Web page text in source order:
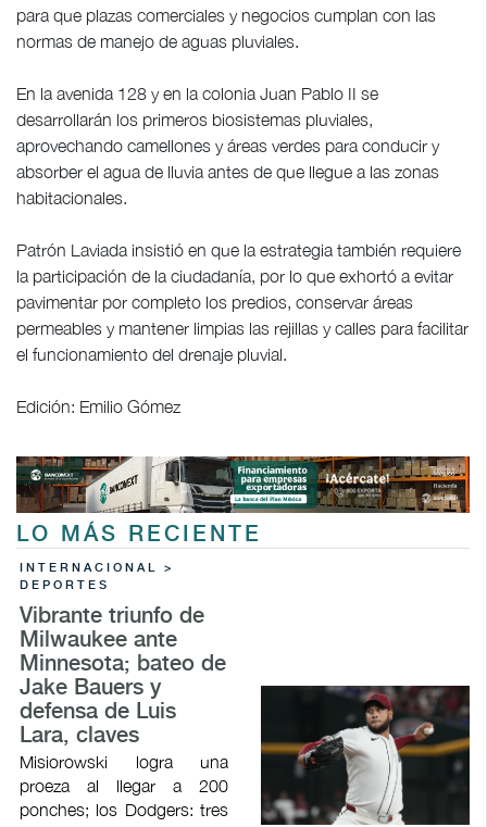
para que plazas comerciales y negocios cumplan con las
normas de manejo de aguas pluviales.
En la avenida 128 y en la colonia Juan Pablo II se
desarrollarán los primeros biosistemas pluviales,
aprovechando camellones y áreas verdes para conducir y
absorber el agua de lluvia antes de que llegue a las zonas
habitacionales.
Patrón Laviada insistió en que la estrategia también requiere
la participación de la ciudadanía, por lo que exhortó a evitar
pavimentar por completo los predios, conservar áreas
permeables y mantener limpias las rejillas y calles para facilitar
el funcionamiento del drenaje pluvial.
Edición: Emilio Gómez
LO MÁS RECIENTE
INTERNACIONAL >
DEPORTES
Vibrante triunfo de
Milwaukee ante
Minnesota; bateo de
Jake Bauers y
defensa de Luis
Lara, claves
Misiorowski logra una
proeza al llegar a 200
ponches; los Dodgers: tres